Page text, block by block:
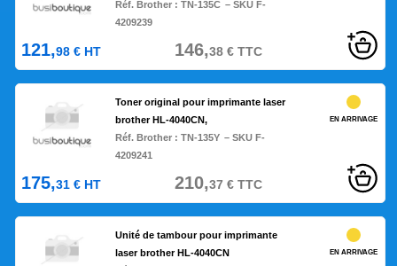
Réf. Brother :TN-135C – SKU F-
4209239
121,98 € HT 146,38€TTC
Toner original pour imprimante laser
brother HL-4040CN,
Réf. Brother :TN-135Y – SKU F-
4209241
EN ARRIVAGE
175,31 € HT 210,37 €TTC
Unité de tambour pour imprimante
laser brother HL-4040CN
EN ARRIVAGE